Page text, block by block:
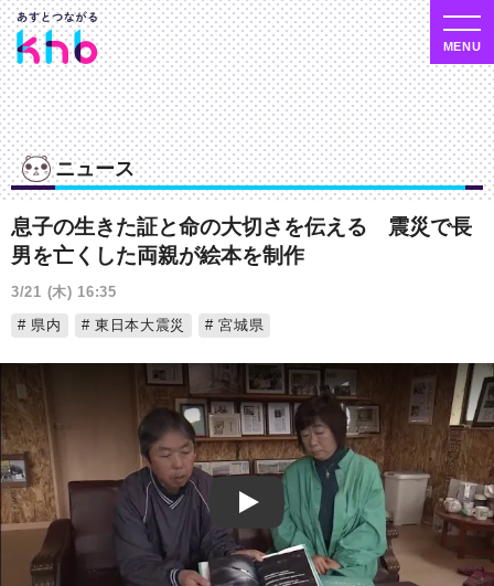
ニュース
息子の生きた証と命の大切さを伝える 震災で長
男を亡くした両親が絵本を制作
3/21 (木) 16:35
県内
東日本大震災 宮城県
Play